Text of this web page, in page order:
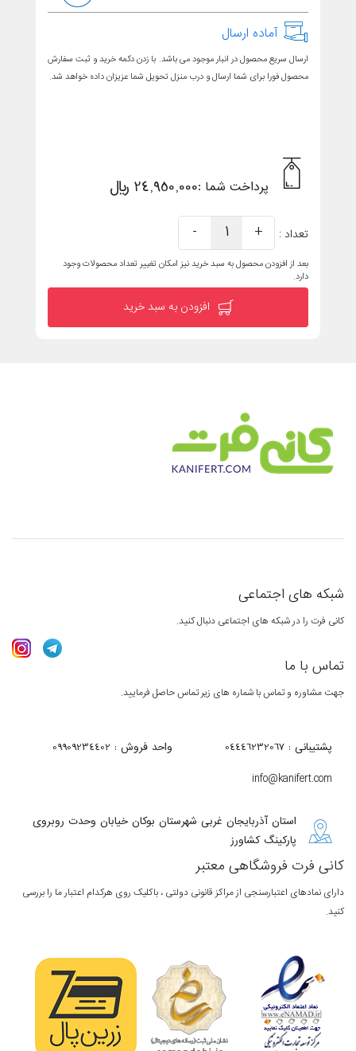
آماده ارسال
ارسال سریع محصول در انبار موجود می باشد. با زدن دکمه خرید و ثبت سفارش
محصول فورا برای شما ارسال و درب منزل تحویل شما عزیزان داده خواهد شد.
پرداخت شما :24,950,000 ریال
تعداد : +
1
-
بعد از افزودن محصول به سبد خرید نیز امکان تغییر تعداد محصولات وجود
دارد.
افزودن به سبد خرید
شبکه های اجتماعی
کانی فرت را در شبکه های اجتماعی دنبال کنید.
تماس با ما
جهت مشاوره و تماس با شماره های زیر تماس حاصل فرمایید.
پشتیبانی : 04446232067 واحد فروش : 09909234402
info@kanifert.com
استان آذربایجان غربی شهرستان بوکان خیابان وحدت روبروی
پارکینگ کشاورز
کانی فرت فروشگاهی معتبر
دارای نمادهای اعتبارسنجی از مراکز قانونی دولتی ، باکلیک روی هرکدام اعتبار ما را بررسی
کنید.